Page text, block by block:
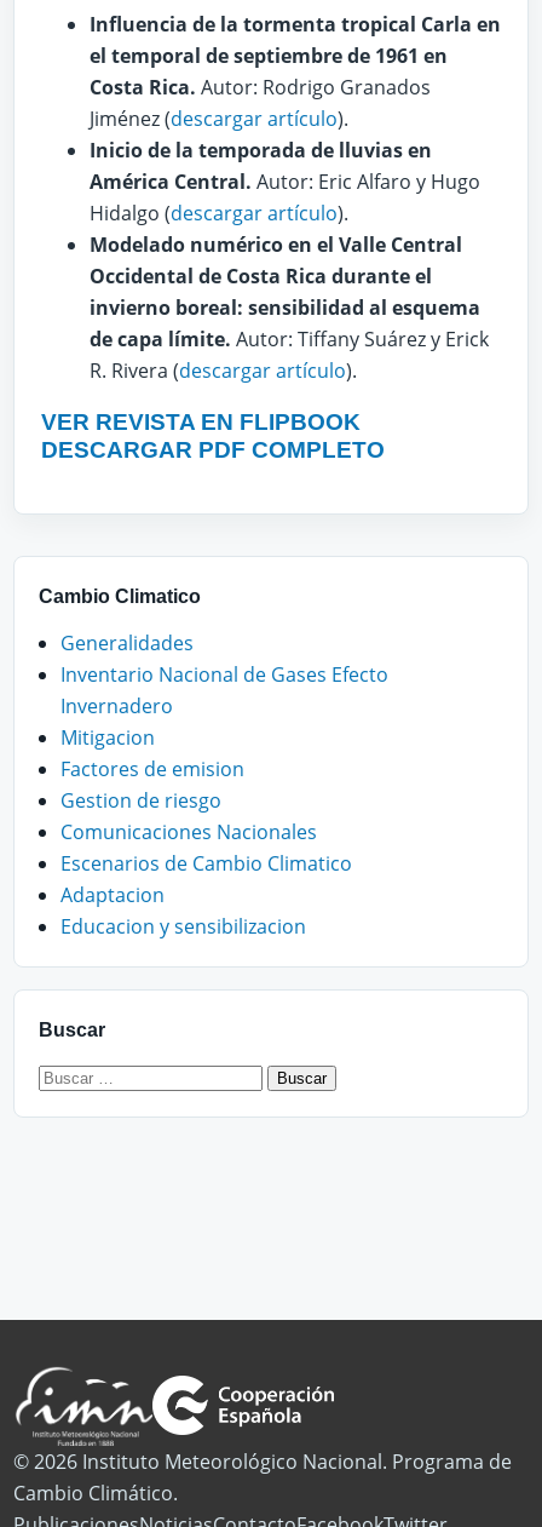
Influencia de la tormenta tropical Carla en
el temporal de septiembre de 1961 en
Costa Rica. Autor: Rodrigo Granados
Jiménez (descargar artículo).
Inicio de la temporada de lluvias en
América Central. Autor: Eric Alfaro y Hugo
Hidalgo (descargar artículo).
Modelado numérico en el Valle Central
Occidental de Costa Rica durante el
invierno boreal: sensibilidad al esquema
de capa límite. Autor: Tiffany Suárez y Erick
R. Rivera (descargar artículo).
VER REVISTA EN FLIPBOOK
DESCARGAR PDF COMPLETO
Cambio Climatico
Generalidades
Inventario Nacional de Gases Efecto
Invernadero
Mitigacion
Factores de emision
Gestion de riesgo
Comunicaciones Nacionales
Escenarios de Cambio Climatico
Adaptacion
Educacion y sensibilizacion
Buscar
Buscar:
© 2026 Instituto Meteorológico Nacional. Programa de
Cambio Climático.